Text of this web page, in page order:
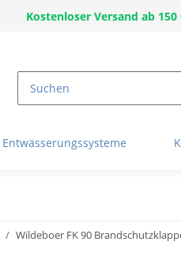
Kostenloser Versand ab 150
Entwässerungssysteme
Wildeboer FK 90